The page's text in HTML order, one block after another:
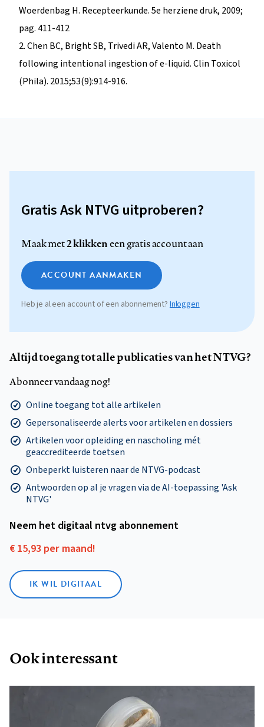
Woerdenbag H. Recepteerkunde. 5e herziene druk, 2009;
pag. 411-412
2. Chen BC, Bright SB, Trivedi AR, Valento M. Death
following intentional ingestion of e-liquid. Clin Toxicol
(Phila). 2015;53(9):914-916.
Gratis Ask NTVG uitproberen?
Maak met2 klikkeneen gratis account aan
ACCOUNT AANMAKEN
Heb je al een account of een abonnement? Inloggen
Altijd toegang tot alle publicaties van het NTVG?
Abonneer vandaag nog!
Online toegang tot alle artikelen
Gepersonaliseerde alerts voor artikelen en dossiers
Artikelen voor opleiding en nascholing mét
geaccrediteerde toetsen
Onbeperkt luisteren naar de NTVG-podcast
Antwoorden op al je vragen via de AI-toepassing 'Ask
NTVG'
Neem het digitaal ntvg abonnement
€ 15,93 per maand!
IK WIL DIGITAAL
Ook interessant